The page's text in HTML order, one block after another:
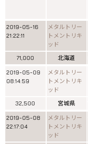
2019-05-16
21:22:11
メタルトリー
トメントリキ
ッド
71,000 北海道
2019-05-09
08:14:59
メタルトリー
トメントリキ
ッド
32,500 宮城県
2019-05-08
22:17:04
メタルトリー
トメントリキ
ッド